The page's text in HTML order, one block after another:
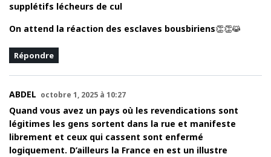
supplétifs lécheurs de cul
On attend la réaction des esclaves bousbiriens👏👏😹
Répondre
ABDEL octobre 1, 2025 à 10:27
Quand vous avez un pays où les revendications sont
légitimes les gens sortent dans la rue et manifeste
librement et ceux qui cassent sont enfermé
logiquement. D’ailleurs la France en est un illustre